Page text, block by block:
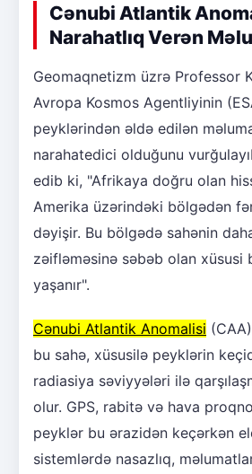
Cənubi Atlantik
Narahatlıq Verən
Geomaqnetizm üzrə Professor
Avropa Kosmos Agentliyinin
peyklərindən əldə edilən
narahatedici olduğunu
edib ki, "Afrikaya doğru olan
Amerika üzərindəki bölgədən
dəyişir. Bu bölgədə sahənin
zəifləməsinə səbəb olan xüsusi
yaşanır".
Cənubi Atlantik Anomalisi
bu sahə, xüsusilə peyklərin
radiasiya səviyyələri ilə
olur. GPS, rabitə və hava
peyklər bu ərazidən keçərkən
sistemlərdə nasazlıq,